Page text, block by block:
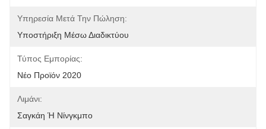
Υπηρεσία Μετά Την Πώληση:
Υποστήριξη Μέσω Διαδικτύου
Τύπος Εμπορίας:
Νέο Προϊόν 2020
Λιμάνι:
Σαγκάη Ή Νίνγκμπο